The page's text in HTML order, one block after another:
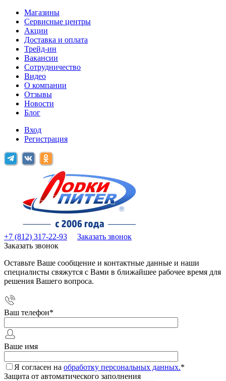
Магазины
Сервисные центры
Акции
Доставка и оплата
Трейд-ин
Вакансии
Сотрудничество
Видео
О компании
Отзывы
Новости
Блог
Вход
Регистрация
+7 (812) 317-22-93
Заказать звонок
Заказать звонок
Оставьте Ваше сообщение и контактные данные и наши
специалисты свяжутся с Вами в ближайшее рабочее время для
решения Вашего вопроса.
Ваш телефон*
Ваше имя
Я согласен на обработку персональных данных.*
Защита от автоматического заполнения